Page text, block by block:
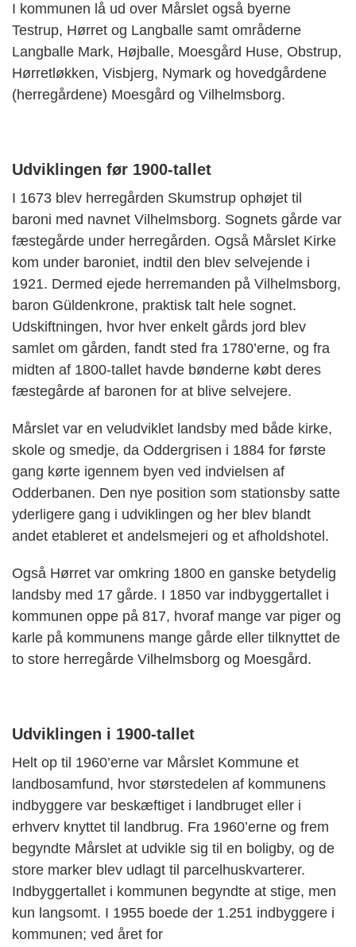
I kommunen lå ud over Mårslet også byerne
Testrup, Hørret og Langballe samt områderne
Langballe Mark, Højballe, Moesgård Huse, Obstrup,
Hørretløkken, Visbjerg, Nymark og hovedgårdene
(herregårdene) Moesgård og Vilhelmsborg.
Udviklingen før 1900-tallet
I 1673 blev herregården Skumstrup ophøjet til
baroni med navnet Vilhelmsborg. Sognets gårde var
fæstegårde under herregården. Også Mårslet Kirke
kom under baroniet, indtil den blev selvejende i
1921. Dermed ejede herremanden på Vilhelmsborg,
baron Güldenkrone, praktisk talt hele sognet.
Udskiftningen, hvor hver enkelt gårds jord blev
samlet om gården, fandt sted fra 1780’erne, og fra
midten af 1800-tallet havde bønderne købt deres
fæstegårde af baronen for at blive selvejere.
Mårslet var en veludviklet landsby med både kirke,
skole og smedje, da Oddergrisen i 1884 for første
gang kørte igennem byen ved indvielsen af
Odderbanen. Den nye position som stationsby satte
yderligere gang i udviklingen og her blev blandt
andet etableret et andelsmejeri og et afholdshotel.
Også Hørret var omkring 1800 en ganske betydelig
landsby med 17 gårde. I 1850 var indbyggertallet i
kommunen oppe på 817, hvoraf mange var piger og
karle på kommunens mange gårde eller tilknyttet de
to store herregårde Vilhelmsborg og Moesgård.
Udviklingen i 1900-tallet
Helt op til 1960’erne var Mårslet Kommune et
landbosamfund, hvor størstedelen af kommunens
indbyggere var beskæftiget i landbruget eller i
erhverv knyttet til landbrug. Fra 1960’erne og frem
begyndte Mårslet at udvikle sig til en boligby, og de
store marker blev udlagt til parcelhuskvarterer.
Indbyggertallet i kommunen begyndte at stige, men
kun langsomt. I 1955 boede der 1.251 indbyggere i
kommunen; ved året for